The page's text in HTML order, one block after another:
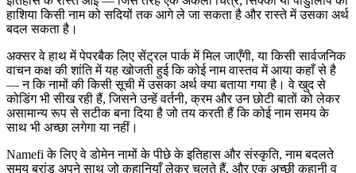
हाशिया किसी नाम को सदियों तक आगे ले जा सकता है और रास्ते में उसका अर्थ
बदल सकता है।
अक्सर वे हाथ में पेपरबैक लिए सेंट्रल पार्क में मिल जाएँगी, या किसी सार्वजनिक
वाचन कक्ष की शांति में यह खोजती हुई कि कोई नाम वास्तव में आया कहाँ से है
— न कि नामों की किसी सूची में उसका अर्थ क्या बताया गया है। वे खुद से
कोडिंग भी सीख रही हैं, जिसने उन्हें वर्तनी, क्रम और उन छोटी बातों को लेकर
असामान्य रूप से सटीक बना दिया है जो तय करती हैं कि कोई नाम समय के
साथ भी अच्छा लगेगा या नहीं।
Namefi के लिए वे डोमेन नामों के पीछे के इतिहास और संस्कृति, नाम बदलते
समय ब्रांड अपने साथ जो कहानियाँ लेकर चलते हैं, और एक अच्छी कहानी व